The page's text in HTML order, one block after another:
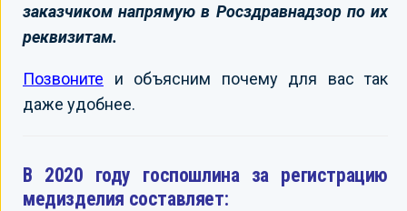
заказчиком напрямую в Росздравнадзор по их
реквизитам.
Позвоните и объясним почему для вас так
даже удобнее.
В 2020 году госпошлина за регистрацию
медизделия составляет: